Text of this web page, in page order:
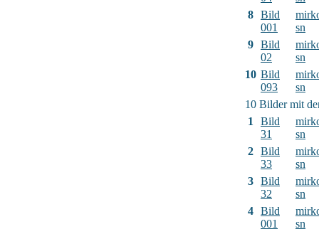
8 Bild
001
sn
9 Bild
02
sn
10 Bild
093
sn
10 Bilder mit
1
Bild
31
sn
2 Bild
33
sn
3 Bild
32
sn
4 Bild
001
sn